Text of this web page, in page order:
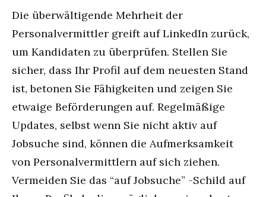
Die überwältigende Mehrheit der
Personalvermittler greift auf LinkedIn zurück,
um Kandidaten zu überprüfen. Stellen Sie
sicher, dass Ihr Profil auf dem neuesten Stand
ist, betonen Sie Fähigkeiten und zeigen Sie
etwaige Beförderungen auf. Regelmäßige
Updates, selbst wenn Sie nicht aktiv auf
Jobsuche sind, können die Aufmerksamkeit
von Personalvermittlern auf sich ziehen.
Vermeiden Sie das “auf Jobsuche” -Schild auf